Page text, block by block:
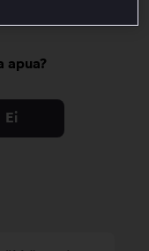
apua?
Ei